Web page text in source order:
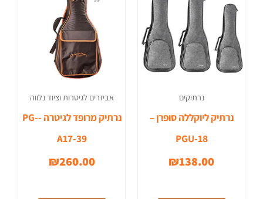
נרתיקים
נרתיק ליוקללה סופרן –
PGU-18
₪138.00
אביזרים לגיטרות וציוד נלווה
נרתיק מרופד לגיטרה -PG-
A17-39
₪260.00